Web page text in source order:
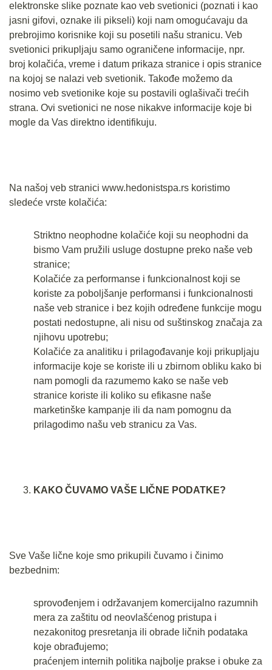
elektronske slike poznate kao veb svetionici (poznati i kao
jasni gifovi, oznake ili pikseli) koji nam omogućavaju da
prebrojimo korisnike koji su posetili našu stranicu. Veb
svetionici prikupljaju samo ograničene informacije, npr.
broj kolačića, vreme i datum prikaza stranice i opis stranice
na kojoj se nalazi veb svetionik. Takođe možemo da
nosimo veb svetionike koje su postavili oglašivači trećih
strana. Ovi svetionici ne nose nikakve informacije koje bi
mogle da Vas direktno identifikuju.
Na našoj veb stranici www.hedonistspa.rs koristimo
sledeće vrste kolačića:
Striktno neophodne kolačiće koji su neophodni da
bismo Vam pružili usluge dostupne preko naše veb
stranice;
Kolačiće za performanse i funkcionalnost koji se
koriste za poboljšanje performansi i funkcionalnosti
naše veb stranice i bez kojih određene funkcije mogu
postati nedostupne, ali nisu od suštinskog značaja za
njihovu upotrebu;
Kolačiće za analitiku i prilagođavanje koji prikupljaju
informacije koje se koriste ili u zbirnom obliku kako bi
nam pomogli da razumemo kako se naše veb
stranice koriste ili koliko su efikasne naše
marketinške kampanje ili da nam pomognu da
prilagodimo našu veb stranicu za Vas.
KAKO ČUVAMO VAŠE LIČNE PODATKE?
Sve Vaše lične koje smo prikupili čuvamo i činimo
bezbednim:
sprovođenjem i održavanjem komercijalno razumnih
mera za zaštitu od neovlašćenog pristupa i
nezakonitog presretanja ili obrade ličnih podataka
koje obrađujemo;
praćenjem internih politika najbolje prakse i obuke za